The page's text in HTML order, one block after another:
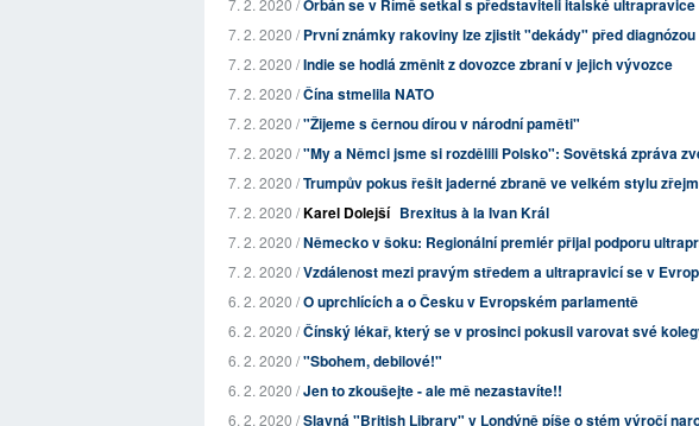
7. 2. 2020 /Orbán se v Římě setkal s představiteli italské ultrapravice
7. 2. 2020 /První známky rakoviny lze zjistit "dekády" před diagnózou
7. 2. 2020 /Indie se hodlá změnit z dovozce zbraní v jejich vývozce
7. 2. 2020 /Čína stmelila NATO
7. 2. 2020 /"Žijeme s černou dírou v národní paměti"
7. 2. 2020 /"My a Němci jsme si rozdělili Polsko": Sovětská zpráva
7. 2. 2020 /Trumpův pokus řešit jaderné zbraně ve velkém stylu
7. 2. 2020 /Karel Dolejší Brexitus à la Ivan Král
7. 2. 2020 /Německo v šoku: Regionální premiér přijal podporu
7. 2. 2020 /Vzdálenost mezi pravým středem a ultrapravicí se v
6. 2. 2020 /O uprchlících a o Česku v Evropském parlamentě
6. 2. 2020 /Čínský lékař, který se v prosinci pokusil varovat své
6. 2. 2020 /"Sbohem, debilové!"
6. 2. 2020 /Jen to zkoušejte - ale mě nezastavíte!!
6. 2. 2020 /Slavná "British Library" v Londýně píše o stém výročí